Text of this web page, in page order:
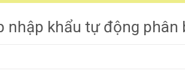
nhập khẩu tự động phân